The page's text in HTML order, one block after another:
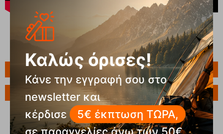
Ερώτηση για το προϊόν
Καλώς όρισες!
Κάνε την εγγραφή σου στο
newsletter και
κέρδισε
5€ έκπτωση ΤΩΡΑ,